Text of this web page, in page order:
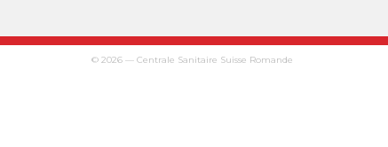
© 2026 — Centrale Sanitaire Suisse Romande